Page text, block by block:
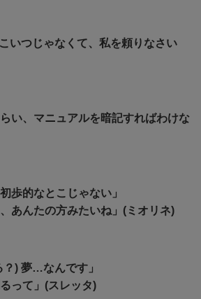
いつじゃなくて、私を頼りなさい
い、マニュアルを暗記すればわけな
歩的なとこじゃない」
あんたの方みたいね」(ミオリネ)
？) 夢…なんです」
って」(スレッタ)